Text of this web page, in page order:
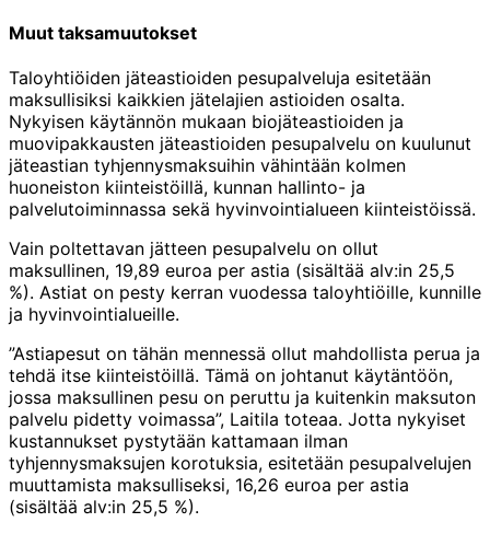
Muut taksamuutokset
Taloyhtiöiden jäteastioiden pesupalveluja esitetään
maksullisiksi kaikkien jätelajien astioiden osalta.
Nykyisen käytännön mukaan biojäteastioiden ja
muovipakkausten jäteastioiden pesupalvelu on kuulunut
jäteastian tyhjennysmaksuihin vähintään kolmen
huoneiston kiinteistöillä, kunnan hallinto- ja
palvelutoiminnassa sekä hyvinvointialueen kiinteistöissä.
Vain poltettavan jätteen pesupalvelu on ollut
maksullinen, 19,89 euroa per astia (sisältää alv:in 25,5
%). Astiat on pesty kerran vuodessa taloyhtiöille, kunnille
ja hyvinvointialueille.
”Astiapesut on tähän mennessä ollut mahdollista perua ja
tehdä itse kiinteistöillä. Tämä on johtanut käytäntöön,
jossa maksullinen pesu on peruttu ja kuitenkin maksuton
palvelu pidetty voimassa”, Laitila toteaa. Jotta nykyiset
kustannukset pystytään kattamaan ilman
tyhjennysmaksujen korotuksia, esitetään pesupalvelujen
muuttamista maksulliseksi, 16,26 euroa per astia
(sisältää alv:in 25,5 %).